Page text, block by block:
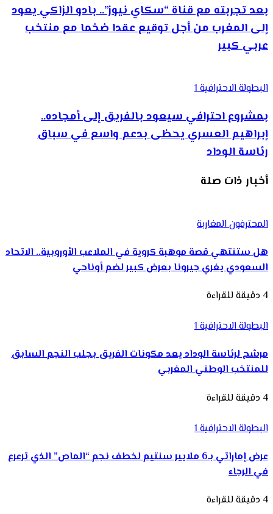
بعد تجربته مع قناة “سكاي نيوز”.. بادو الزاكي يعود
إلى المغرب من أجل توقيع عقدا ضخما مع منتخب
عربي كبير
البطولة الاحترافية 1
بمشروع احترافي سيعود بالفريق إلى أمجاده..
إبراهيم العسري يحظى بدعم واسع في سباق
رئاسة الوداد
أخبار ذات صلة
المحترفون المغاربة
هل ستنتهي قصة موهبة كروية في الملاعب الأوروبية.. الاتحاد
السعودي يغري جيرونا بعرض كبير لضم أوناحي
4 دقيقة للقراءة
البطولة الاحترافية 1
مرشح لرئاسة الوداد يعد مكونات الفريق بجلب النجم السابق
للمنتخب الوطني المغربي
4 دقيقة للقراءة
البطولة الاحترافية 1
عرض إماراتي بـ6 ملايير سنتيم لخطف نجم “الماص” الذي ترعرع
في الرجاء
4 دقيقة للقراءة